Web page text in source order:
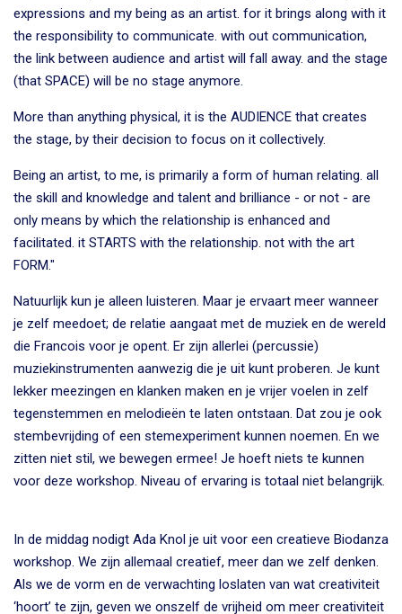
expressions and my being as an artist. for it brings along with it
the responsibility to communicate. with out communication,
the link between audience and artist will fall away. and the stage
(that SPACE) will be no stage anymore.
More than anything physical, it is the AUDIENCE that creates
the stage, by their decision to focus on it collectively.
Being an artist, to me, is primarily a form of human relating. all
the skill and knowledge and talent and brilliance - or not - are
only means by which the relationship is enhanced and
facilitated. it STARTS with the relationship. not with the art
FORM."
Natuurlijk kun je alleen luisteren. Maar je ervaart meer wanneer
je zelf meedoet; de relatie aangaat met de muziek en de wereld
die Francois voor je opent. Er zijn allerlei (percussie)
muziekinstrumenten aanwezig die je uit kunt proberen. Je kunt
lekker meezingen en klanken maken en je vrijer voelen in zelf
tegenstemmen en melodieën te laten ontstaan. Dat zou je ook
stembevrijding of een stemexperiment kunnen noemen. En we
zitten niet stil, we bewegen ermee! Je hoeft niets te kunnen
voor deze workshop. Niveau of ervaring is totaal niet belangrijk.
In de middag nodigt Ada Knol je uit voor een creatieve Biodanza
workshop. We zijn allemaal creatief, meer dan we zelf denken.
Als we de vorm en de verwachting loslaten van wat creativiteit
‘hoort’ te zijn, geven we onszelf de vrijheid om meer creativiteit